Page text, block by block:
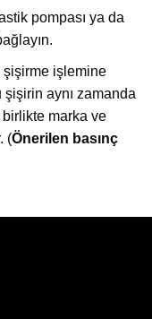
pompası ya da
şişirme işlemine
aynı zamanda
birlikte marka ve
(Önerilen basınç